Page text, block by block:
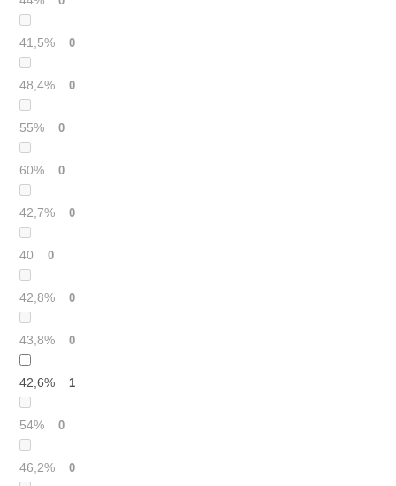
41,5% 0
48,4% 0
55% 0
60% 0
42,7% 0
40 0
42,8% 0
43,8% 0
42,6% 1
54% 0
46,2% 0